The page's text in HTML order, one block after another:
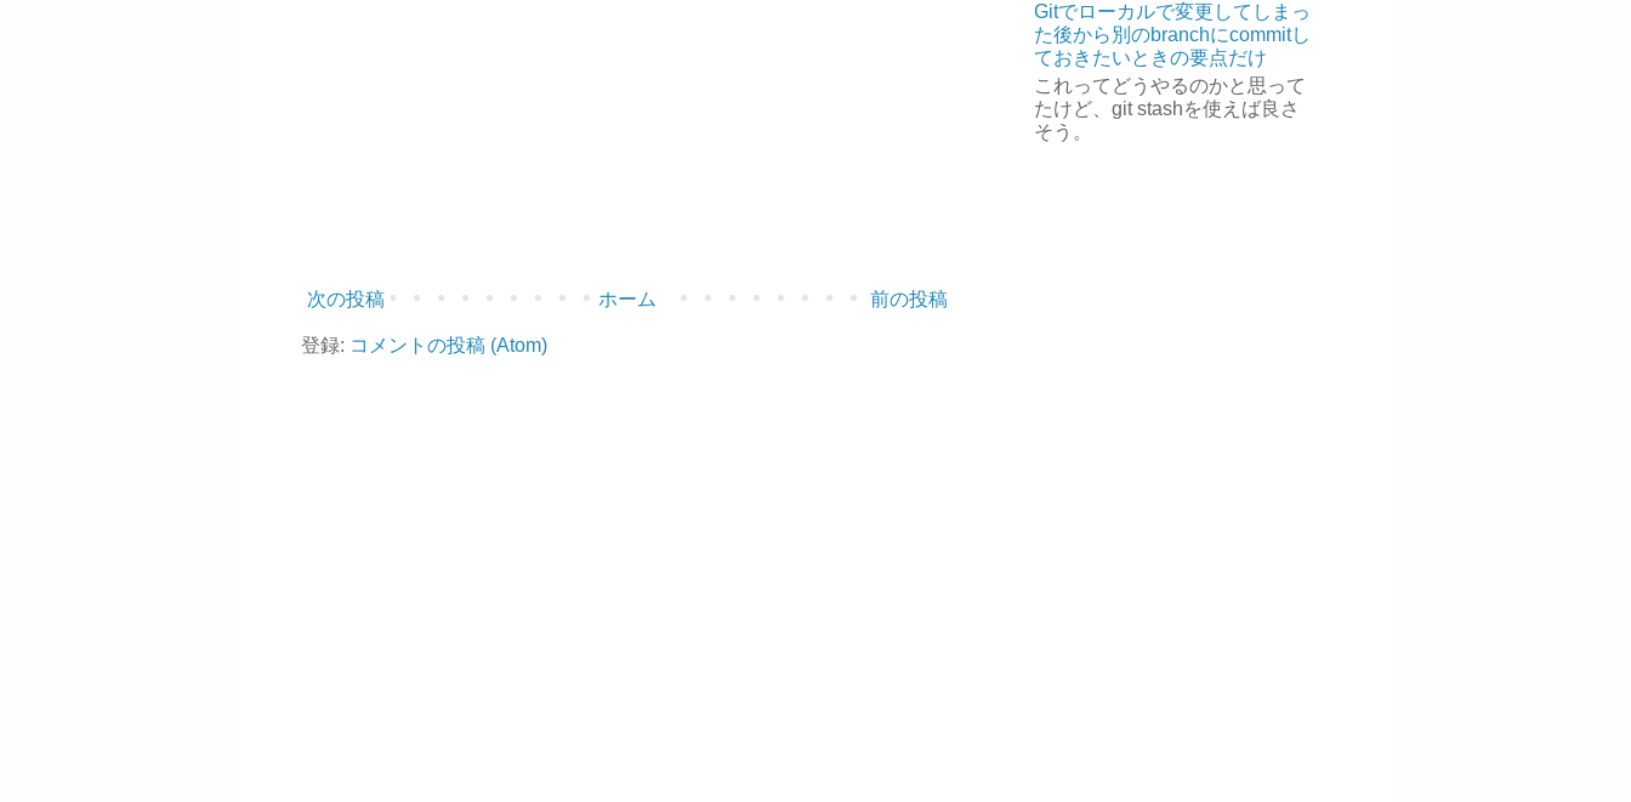
次の投稿 前の投稿
ホーム
登録: コメントの投稿 (Atom)
Gitでローカルで変更してしまっ
た後から別のbranchにcommitし
ておきたいときの要点だけ
これってどうやるのかと思って
たけど、git stashを使えば良さ
そう。